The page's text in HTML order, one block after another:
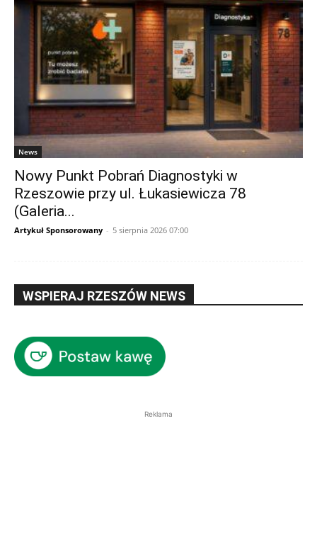
News
Nowy Punkt Pobrań Diagnostyki w
Rzeszowie przy ul. Łukasiewicza 78
(Galeria...
Artykuł Sponsorowany - 5 sierpnia 2026 07:00
WSPIERAJ RZESZÓW NEWS
Reklama